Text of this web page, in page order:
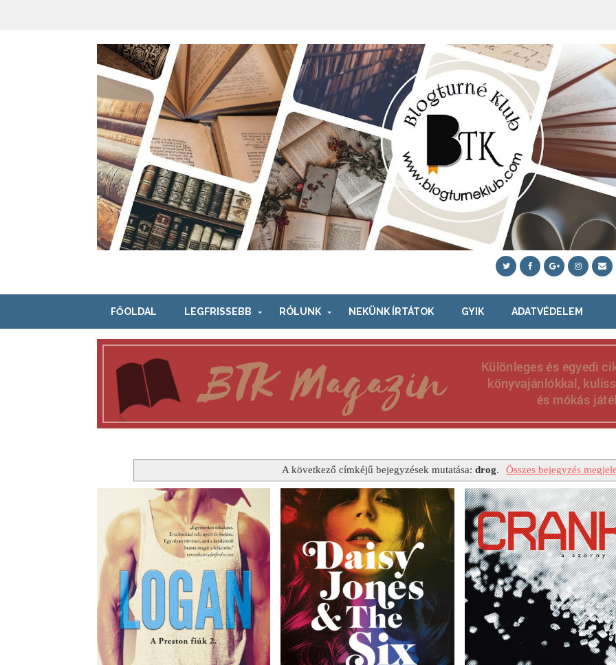
FŐOLDAL LEGFRISSEBB RÓLUNK NEKÜNK ÍRTÁTOK GYIK ADATVÉDELEM
A következő címkéjű bejegyzések mutatása: drog. Összes bejegyzés